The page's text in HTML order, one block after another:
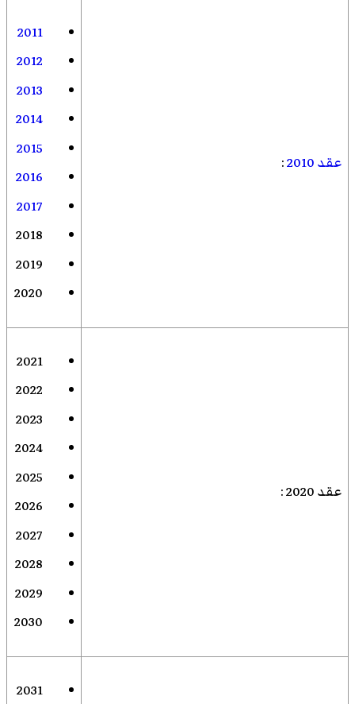
عقد 2010 :
2011
2012
2013
2014
2015
2016
2017
2018
2019
2020
عقد 2020 :
2021
2022
2023
2024
2025
2026
2027
2028
2029
2030
2031